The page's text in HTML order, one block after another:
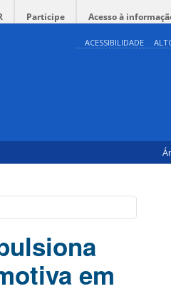
Participe Acesso à
ACESSIBILIDADE
em